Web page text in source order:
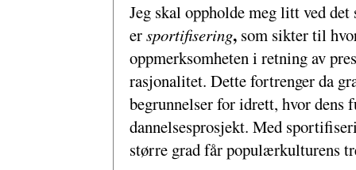
Jeg skal oppholde meg litt ved
ersportifisering, som sikter til
oppmerksomheten i retning av
rasjonalitet. Dette fortrenger da
begrunnelser for idrett, hvor dens
dannelsesprosjekt. Med
større grad får populærkulturens